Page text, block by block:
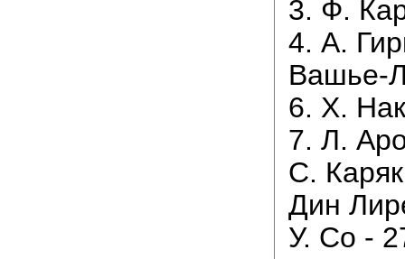
3. Ф.
4. А.
Вашье-
6. Х.
7. Л.
С.
Дин
У. Со -